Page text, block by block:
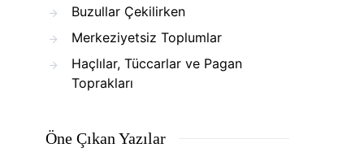
Buzullar Çekilirken
Merkeziyetsiz Toplumlar
Haçlılar, Tüccarlar ve Pagan
Toprakları
Öne Çıkan Yazılar